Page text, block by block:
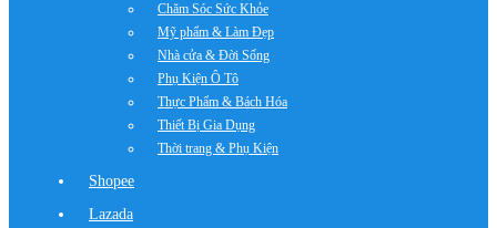
Chăm Sóc Sức Khỏe
Mỹ phẩm & Làm Đẹp
Nhà cửa & Đời Sống
Phụ Kiện Ô Tô
Thực Phẩm & Bách Hóa
Thiết Bị Gia Dụng
Thời trang & Phụ Kiện
Shopee
Lazada